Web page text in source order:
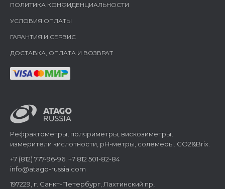
ПОЛИТИКА КОНФИДЕНЦИАЛЬНОСТИ
УСЛОВИЯ ОПЛАТЫ
ГАРАНТИЯ И СЕРВИС
ДОСТАВКА, ОПЛАТА И ВОЗВРАТ
Рефрактометры, поляриметры, вискозиметры,
измерители кислотности, pH-метры, солемеры. CO2&Brix.
+7 (812) 777-96-96; +7 812 501-82-84
info@atago-russia.com
197229, г. Санкт-Петербург, Лахтинский пр,